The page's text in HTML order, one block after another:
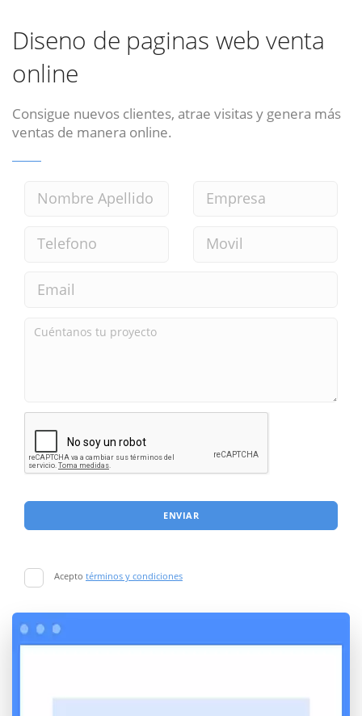
Diseno de paginas web venta
online
Consigue nuevos clientes, atrae visitas y genera más
ventas de manera online.
ENVIAR
Acepto términos y condiciones